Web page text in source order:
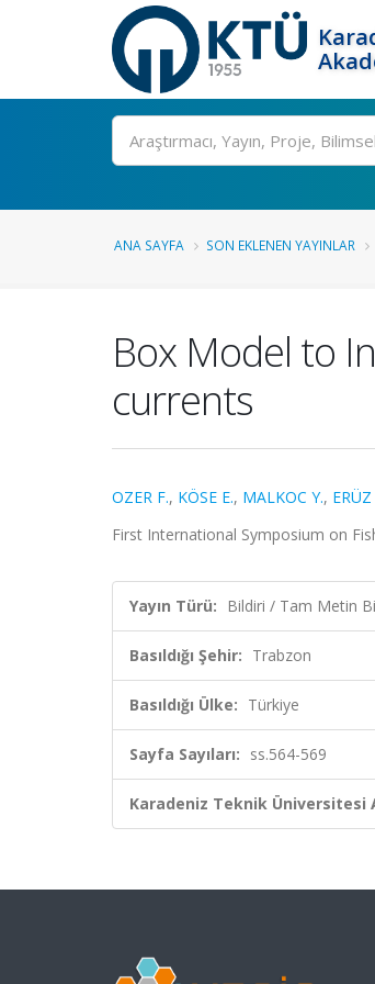
Ara
ANA SAYFA SON EKLENEN YAYINLAR
Box Model to
currents
OZER F., KÖSE E., MALKOC Y., ERÜZ
First International Symposium on
Yayın Türü: Bildiri / Tam Metin
Basıldığı Şehir: Trabzon
Basıldığı Ülke: Türkiye
Sayfa Sayıları: ss.564-569
Karadeniz Teknik Üniversitesi